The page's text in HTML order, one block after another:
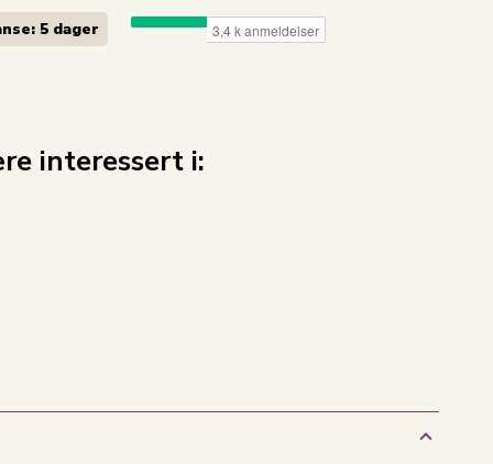
5 dager
interessert i: